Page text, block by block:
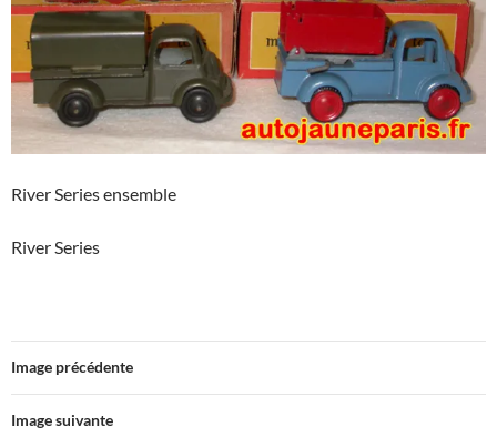
River Series ensemble
River Series
Image précédente
Image suivante